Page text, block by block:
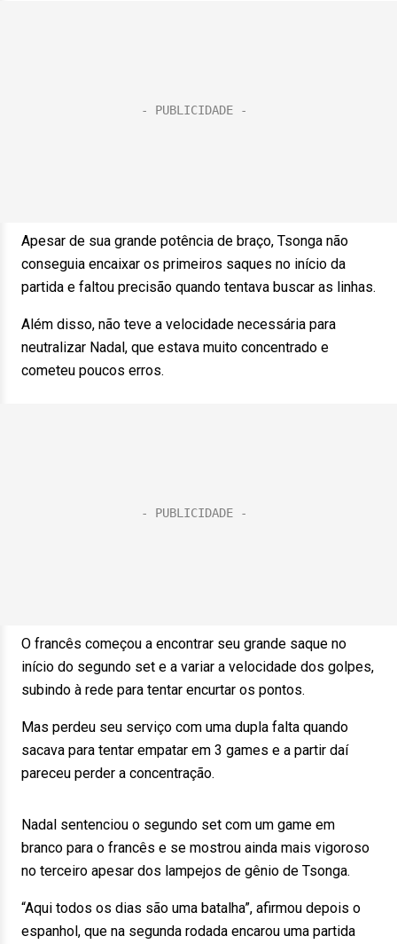
Apesar de sua grande potência de braço, Tsonga não
conseguia encaixar os primeiros saques no início da
partida e faltou precisão quando tentava buscar as linhas.
Além disso, não teve a velocidade necessária para
neutralizar Nadal, que estava muito concentrado e
cometeu poucos erros.
O francês começou a encontrar seu grande saque no
início do segundo set e a variar a velocidade dos golpes,
subindo à rede para tentar encurtar os pontos.
Mas perdeu seu serviço com uma dupla falta quando
sacava para tentar empatar em 3 games e a partir daí
pareceu perder a concentração.
Nadal sentenciou o segundo set com um game em
branco para o francês e se mostrou ainda mais vigoroso
no terceiro apesar dos lampejos de gênio de Tsonga.
“Aqui todos os dias são uma batalha”, afirmou depois o
espanhol, que na segunda rodada encarou uma partida